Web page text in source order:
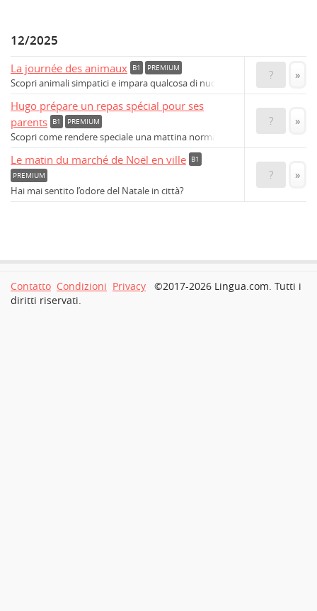
12/2025
La journée des animaux B1 PREMIUM
Scopri animali simpatici e impara qualcosa di nuovo!
? »
Hugo prépare un repas spécial pour ses
parents
B1 PREMIUM
Scopri come rendere speciale una mattina normale.
? »
Le matin du marché de Noël en ville
B1
PREMIUM
Hai mai sentito l’odore del Natale in città?
? »
Contatto Condizioni Privacy
©2017-2026 Lingua.com. Tutti i
diritti riservati.